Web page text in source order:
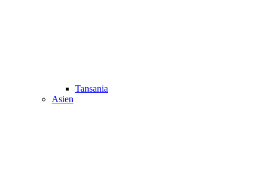
Tansania
Asien